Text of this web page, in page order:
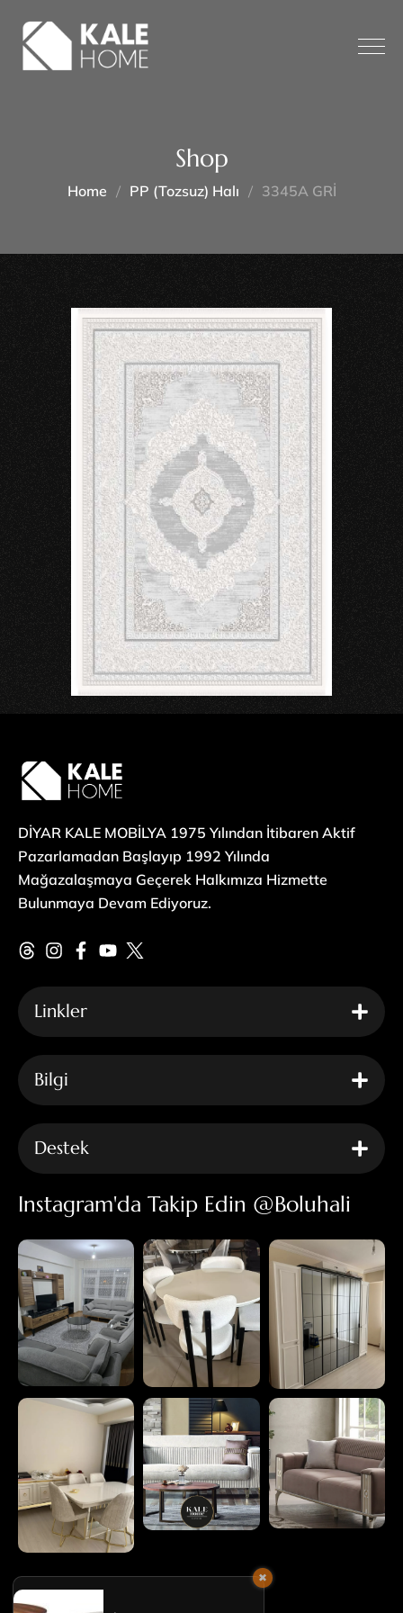
Shop
Home PP (tozsuz) Halı 3345A GRİ
DİYAR KALE MOBİLYA 1975 Yılından İtibaren Aktif
Pazarlamadan Başlayıp 1992 Yılında
Mağazalaşmaya Geçerek Halkımıza Hizmette
Bulunmaya Devam Ediyoruz.
Linkler
Bilgi
Destek
Instagram'da Takip Edin @boluhali